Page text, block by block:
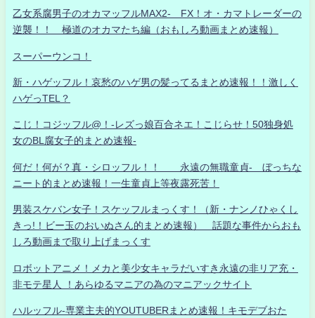
乙女系腐男子のオカマッフルMAX2- FX！オ・カマトレーダーの
逆襲！！ 極道のオカマたち編（おもしろ動画まとめ速報）
スーパーウンコ！
新・ハゲッフル！哀愁のハゲ男の髪ってるまとめ速報！！激しく
ハゲっTEL？
こじ！コジッフル@！-レズっ娘百合ネエ！こじらせ！50独身処
女のBL腐女子的まとめ速報-
何だ！何が？真・シロッフル！！ 永遠の無職童貞- ぼっちな
ニート的まとめ速報！一生童貞上等夜露死苦！
男装スケバン女子！スケッフルまっくす！（新・ナンノひゃくし
きっ!！ビー玉のおいぬさん的まとめ速報） 話題な事件からおも
しろ動画まで取り上げまっくす
ロボットアニメ！メカと美少女キャラだいすき永遠の非リア充・
非モテ星人 ！あらゆるマニアの為のマニアックサイト
ハルッフル-専業主夫的YOUTUBERまとめ速報！キモデブおた